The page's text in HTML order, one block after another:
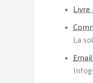
Livre
La